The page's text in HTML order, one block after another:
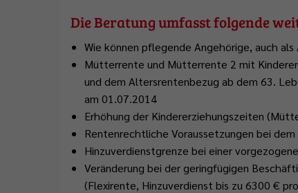
Die Beratung umfasst folgende
Wie können pflegende Angehörige, auch
Mütterrente und Mütterrente 2 mit
und dem Altersrentenbezug ab dem 63.
am 01.07.2014
Erhöhung der Kindererziehungszeiten
Rentenrechtliche Voraussetzungen bei
Hinzuverdienstgrenze bei einer
Veränderung bei der geringfügigen
(Flexirente, Hinzuverdienst bis zu 6300 €